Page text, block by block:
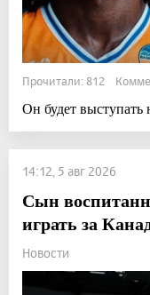
Прочитали: 812
Он будет
14:12, 5 авг 2026
Сын
играть за
Новости